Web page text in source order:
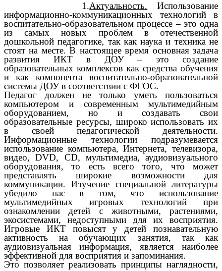
1.Актуальность. Использование
информационно-коммуникационных технологий в
воспитательно-образовательном процессе – это одна
из самых новых проблем в отечественной
дошкольной педагогике, так как наука и техника не
стоят на месте. В настоящее время основная задача
развития ИКТ в ДОУ – это создание
образовательных комплексов как средства обучения
и как компонента воспитательно-образовательной
системы ДОУ в соответствии с ФГОС.
Педагог должен не только уметь пользоваться
компьютером и современным мультимедийным
оборудованием, но и создавать свои
образовательные ресурсы, широко использовать их
в своей педагогической деятельности.
Информационные технологии подразумевается
использование компьютера, Интернета, телевизора,
видео, DVD, CD, мультимедиа, аудиовизуального
оборудования, то есть всего того, что может
представлять широкие возможности для
коммуникации. Изучение специальной литературы
убедило нас в том, что использование
мультимедийных игровых технологий при
ознакомлении детей с животными, растениями,
экосистемами, недоступными для их восприятия.
Игровые ИКТ повысят у детей познавательную
активность на обучающих занятия, так как
аудиовизуальная информация, является наиболее
эффективной для восприятия и запоминания.
Это позволяет реализовать принципы наглядности,